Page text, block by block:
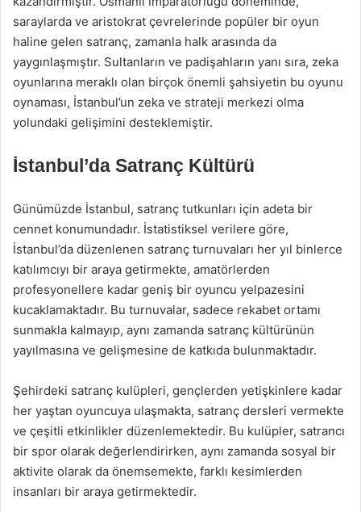
saraylarda ve aristokrat çevrelerinde popüler bir oyun
haline gelen satranç, zamanla halk arasında da
yaygınlaşmıştır. Sultanların ve padişahların yanı sıra, zeka
oyunlarına meraklı olan birçok önemli şahsiyetin bu oyunu
oynaması, İstanbul’un zeka ve strateji merkezi olma
yolundaki gelişimini desteklemiştir.
İstanbul’da Satranç Kültürü
Günümüzde İstanbul, satranç tutkunları için adeta bir
cennet konumundadır. İstatistiksel verilere göre,
İstanbul’da düzenlenen satranç turnuvaları her yıl binlerce
katılımcıyı bir araya getirmekte, amatörlerden
profesyonellere kadar geniş bir oyuncu yelpazesini
kucaklamaktadır. Bu turnuvalar, sadece rekabet ortamı
sunmakla kalmayıp, aynı zamanda satranç kültürünün
yayılmasına ve gelişmesine de katkıda bulunmaktadır.
Şehirdeki satranç kulüpleri, gençlerden yetişkinlere kadar
her yaştan oyuncuya ulaşmakta, satranç dersleri vermekte
ve çeşitli etkinlikler düzenlemektedir. Bu kulüpler, satrancı
bir spor olarak değerlendirirken, aynı zamanda sosyal bir
aktivite olarak da önemsemekte, farklı kesimlerden
insanları bir araya getirmektedir.